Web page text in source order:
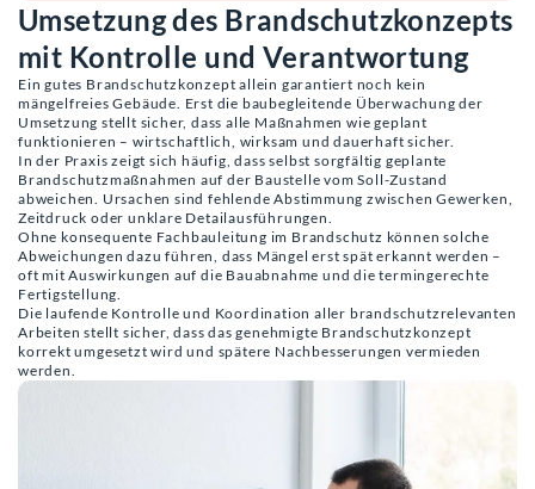
Umsetzung des Brandschutzkonzepts
mit Kontrolle und Verantwortung
Ein gutes Brandschutzkonzept allein garantiert noch kein
mängelfreies Gebäude. Erst die baubegleitende Überwachung der
Umsetzung stellt sicher, dass alle Maßnahmen wie geplant
funktionieren – wirtschaftlich, wirksam und dauerhaft sicher.
In der Praxis zeigt sich häufig, dass selbst sorgfältig geplante
Brandschutzmaßnahmen auf der Baustelle vom Soll-Zustand
abweichen. Ursachen sind fehlende Abstimmung zwischen Gewerken,
Zeitdruck oder unklare Detailausführungen.
Ohne konsequente Fachbauleitung im Brandschutz können solche
Abweichungen dazu führen, dass Mängel erst spät erkannt werden –
oft mit Auswirkungen auf die Bauabnahme und die termingerechte
Fertigstellung.
Die laufende Kontrolle und Koordination aller brandschutzrelevanten
Arbeiten stellt sicher, dass das genehmigte Brandschutzkonzept
korrekt umgesetzt wird und spätere Nachbesserungen vermieden
werden.